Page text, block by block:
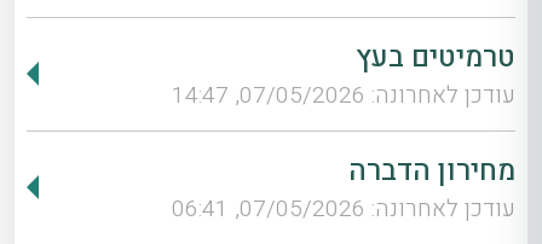
טרמיטים בעץ
עודכן לאחרונה: 07/05/2026, 14:47
מחירון הדברה
עודכן לאחרונה: 07/05/2026, 06:41